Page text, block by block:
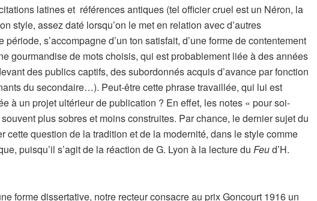
latines et références antiques (tel officier cruel est un Néron, la
style, assez daté lorsqu’on le met en relation avec d’autres
s’accompagne d’un ton satisfait, d’une forme de contentement
gourmandise de mots choisis, qui est probablement liée à des années
des publics captifs, des subordonnés acquis d’avance par fonction
du secondaire…). Peut-être cette phrase travaillée, qui lui est
à un projet ultérieur de publication ? En effet, les notes « pour soi-
plus sobres et moins construites. Par chance, le dernier sujet du
cette question de la tradition et de la modernité, dans le style comme
puisqu’il s’agit de la réaction de G. Lyon à la lecture duFeud’H.
forme dissertative, notre recteur consacre au prix Goncourt 1916 un